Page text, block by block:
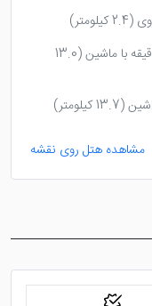
(2.4 کیلومتر)
(13.0
(13.7 کیلومتر)
مشاهده هتل روی نقشه